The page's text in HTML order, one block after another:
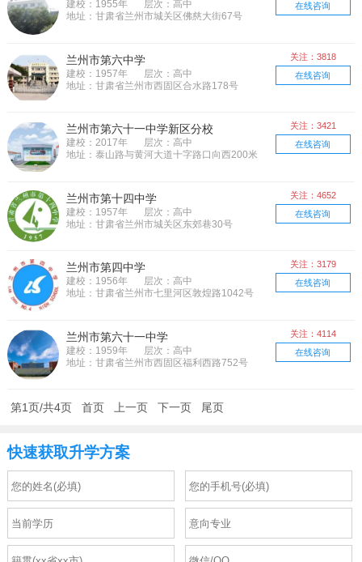
建校：1955年
层次：高中
地址：甘肃省兰州市城关区佛慈大街67号
在线咨询
兰州市第六中学
建校：1957年
层次：高中
地址：甘肃省兰州市西固区合水路178号
关注：3818
在线咨询
兰州市第六十一中学新区分校
建校：2017年
层次：高中
地址：泰山路与黄河大道十字路口向西200米
关注：3421
在线咨询
兰州市第十四中学
建校：1957年
层次：高中
地址：甘肃省兰州市城关区东郊巷30号
关注：4652
在线咨询
兰州市第四中学
建校：1956年
层次：高中
地址：甘肃省兰州市七里河区敦煌路1042号
关注：3179
在线咨询
兰州市第六十一中学
建校：1959年
层次：高中
地址：甘肃省兰州市西固区福利西路752号
关注：4114
在线咨询
第1页/共4页 首页 上一页 下一页 尾页
快速获取升学方案